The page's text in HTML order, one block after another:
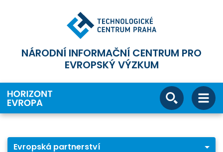
NÁRODNÍ INFORMAČNÍ CENTRUM PRO
EVROPSKÝ VÝZKUM
Evropská partnerství